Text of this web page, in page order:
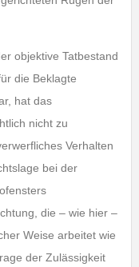
objektive Tatbestand
die Beklagte
hat das
nicht zu
Verhalten
bei der
die – wie hier –
Weise arbeitet wie
der Zulässigkeit